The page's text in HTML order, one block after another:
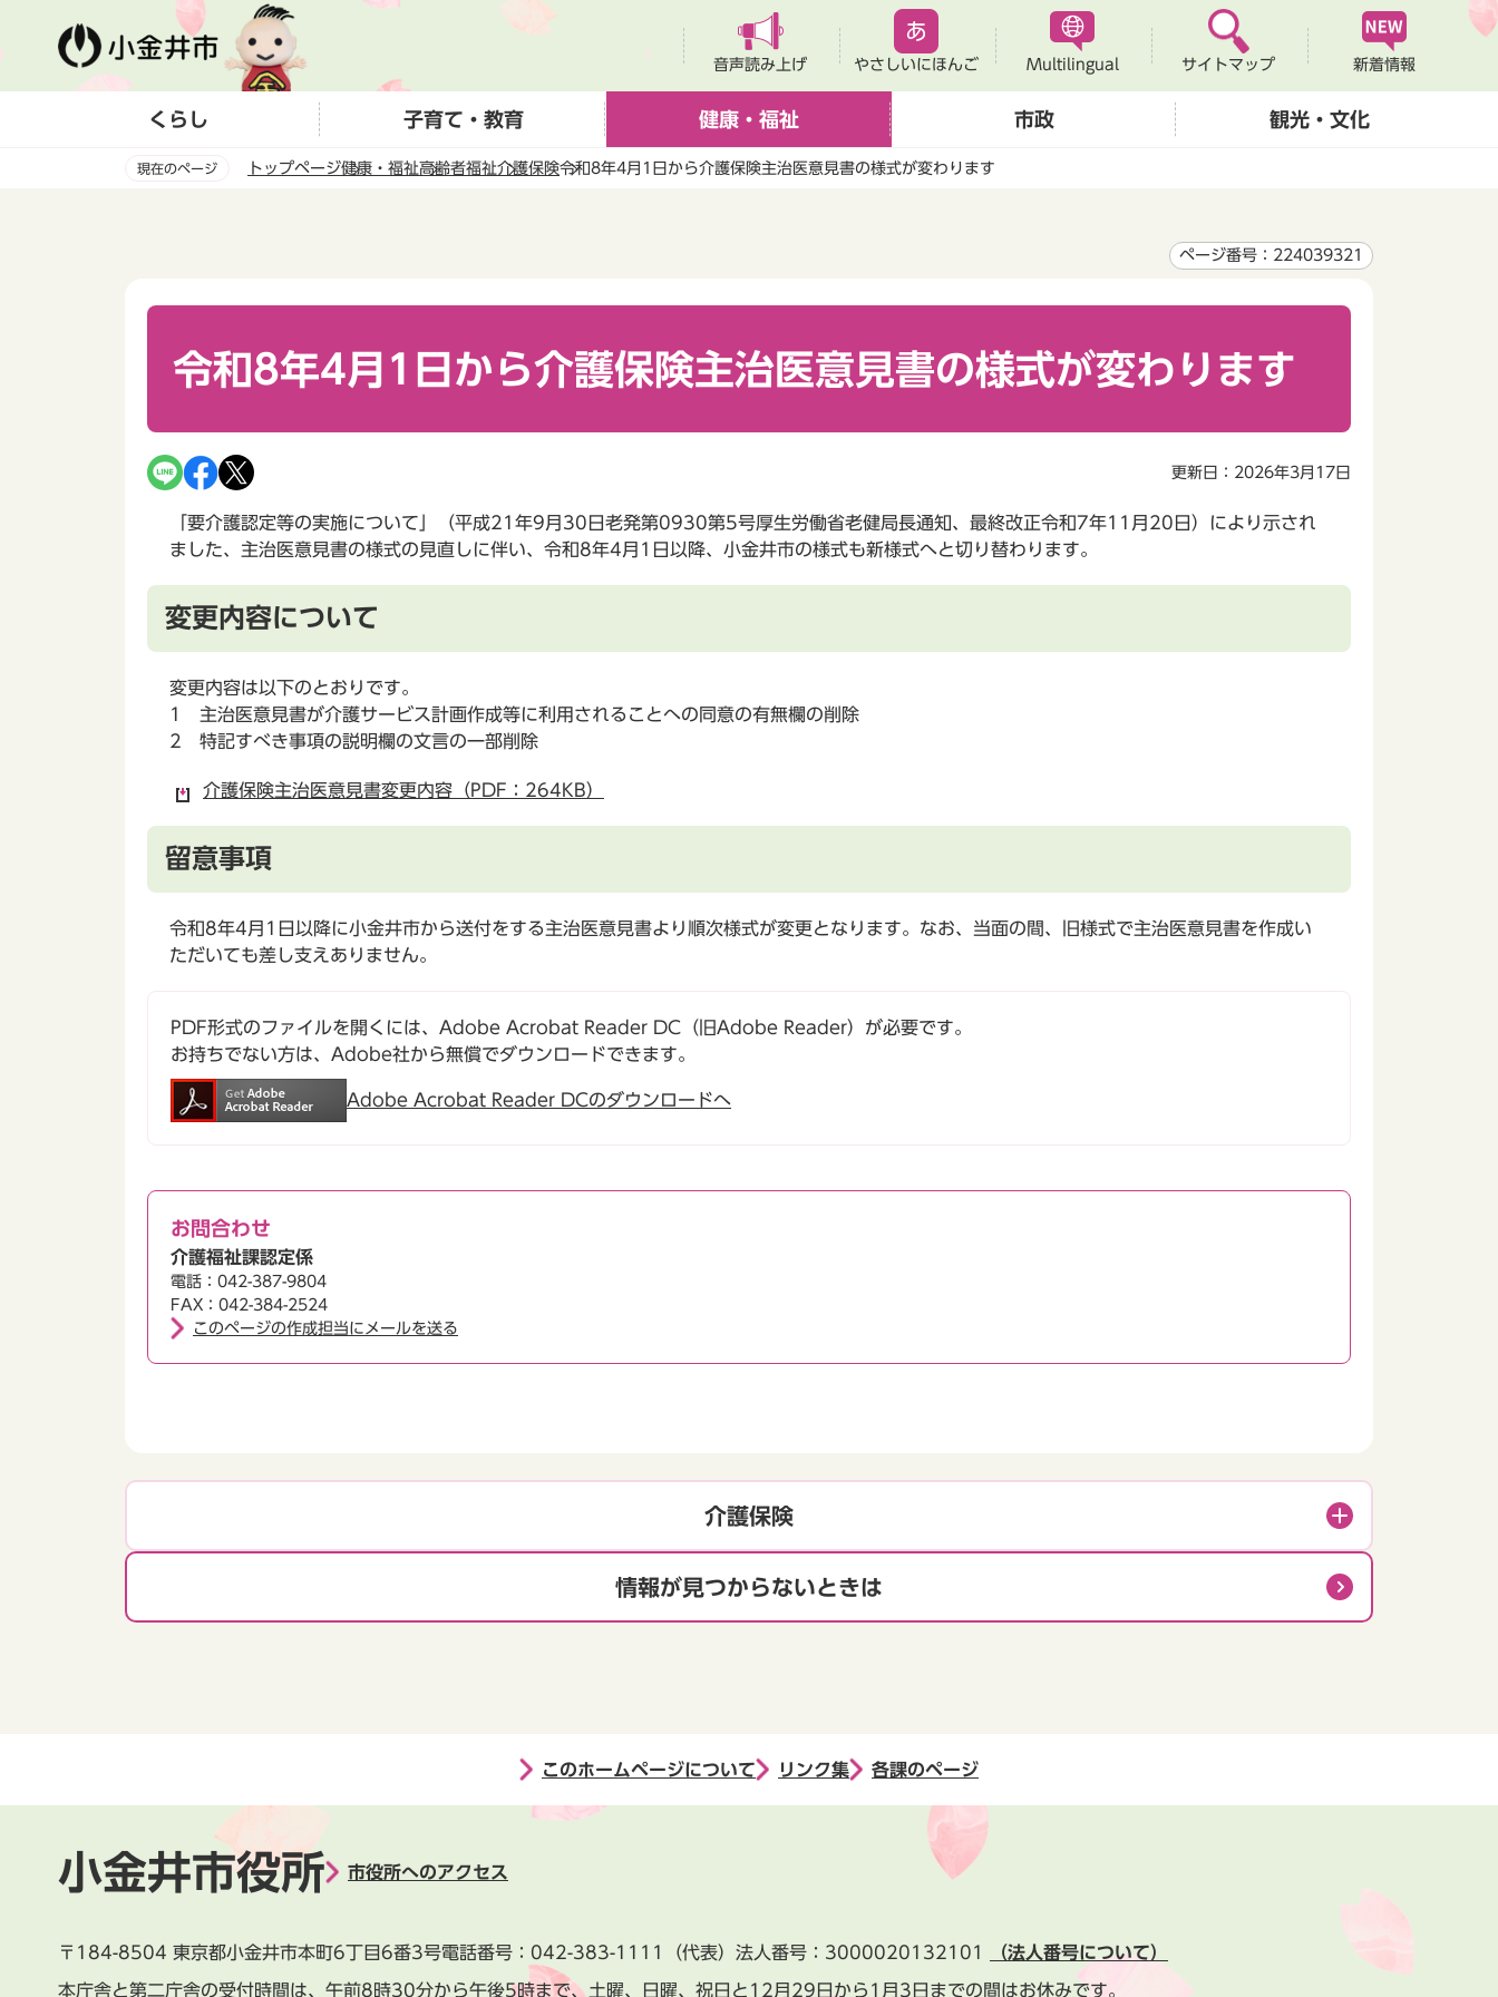
ー
音声読み上げ やさしいにほんご Multilingual サイトマップ 新着情報
くらし 子育て・教育 健康・福祉 市政 観光・文化
現在のページ トップページ健康・福祉高齢者福祉介護保険令和8年4月1日から介護保険主治医意見書の様式が変わります
ページ番号：224039321
令和8年4月1日から介護保険主治医意見書の様式が変わります
更新日：2026年3月17日
「要介護認定等の実施について」（平成21年9月30日老発第0930第5号厚生労働省老健局長通知、最終改正令和7年11月20日）により示され
ました、主治医意見書の様式の見直しに伴い、令和8年4月1日以降、小金井市の様式も新様式へと切り替わります。
変更内容について
変更内容は以下のとおりです。
1 主治医意見書が介護サービス計画作成等に利用されることへの同意の有無欄の削除
2 特記すべき事項の説明欄の文言の一部削除
介護保険主治医意見書変更内容（PDF：264KB）
留意事項
令和8年4月1日以降に小金井市から送付をする主治医意見書より順次様式が変更となります。なお、当面の間、旧様式で主治医意見書を作成い
ただいても差し支えありません。
PDF形式のファイルを開くには、Adobe Acrobat Reader DC（旧Adobe Reader）が必要です。
お持ちでない方は、Adobe社から無償でダウンロードできます。
Adobe Acrobat Reader DCのダウンロードへ
お問合わせ
介護福祉課認定係
電話：042-387-9804
FAX：042-384-2524
このページの作成担当にメールを送る
介護保険
情報が見つからないときは
このホームページについて リンク集 各課のページ
小金井市役所 市役所へのアクセス
〒184-8504 東京都小金井市本町6丁目6番3号電話番号： 042-383-1111 （代表） 法人番号：3000020132101 （法人番号について）
本庁舎と第二庁舎の受付時間は、 午前8時30分から午後5時まで、土曜、日曜、祝日と 12月29日から1月3日までの間はお休みです。